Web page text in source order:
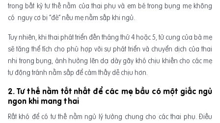
trong bất kỳ tư thế nằm của thai phụ và em bé trong bụng mẹ không
có nguy cơ bị “đè” nếu mẹ nằm sấp khi ngủ.
Tuy nhiên, khi thai phát triển đến tháng thứ 4 hoặc 5, tử cung của bà mẹ
sẽ tăng thể tích cho phù hợp với sự phát triển và chuyển dịch của thai
nhi trong bụng, ảnh hưởng lên dạ dày gây khó chịu khiến cho các mẹ
tự động tránh nằm sấp để cảm thấy dễ chịu hơn.
2. Tư thế nằm tốt nhất để các mẹ bầu có một giấc ngủ
ngon khi mang thai
Rất khó để có tư thế nằm ngủ lý tưởng chung cho các thai phụ. Điều